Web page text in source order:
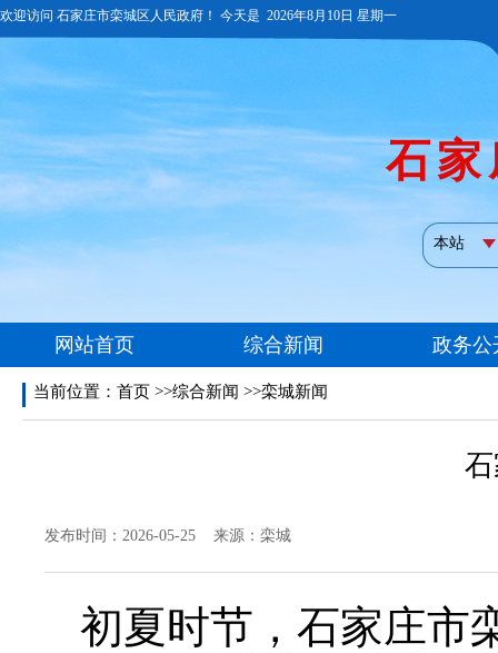
当前位置： 首页 >>综合新闻 >>栾城新闻
发布时间：2026-05-25 来源：栾城
初夏时节，石家庄市